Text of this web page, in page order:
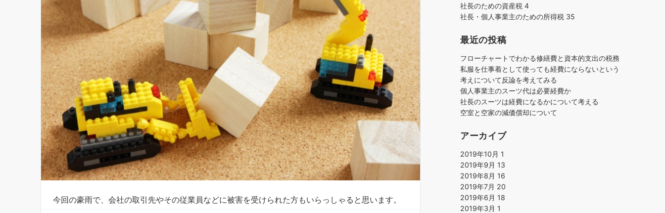
今回の豪雨で、会社の取引先やその従業員などに被害を受けられた方もいらっしゃると思います。
社長のための資産税 4
社長・個人事業主のための所得税 35
最近の投稿
フローチャートでわかる修繕費と資本的支出の税務
私服を仕事着として使っても経費にならないという
考えについて反論を考えてみる
個人事業主のスーツ代は必要経費か
社長のスーツは経費になるかについて考える
空室と空家の減価償却について
アーカイブ
2019年10月 1
2019年9月 13
2019年8月 16
2019年7月 20
2019年6月 18
2019年3月 1